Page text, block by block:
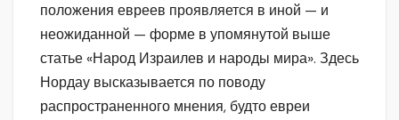
положения евреев проявляется в иной — и
неожиданной — форме в упомянутой выше
статье «Народ Израилев и народы мира». Здесь
Нордау высказывается по поводу
распространенного мнения, будто евреи